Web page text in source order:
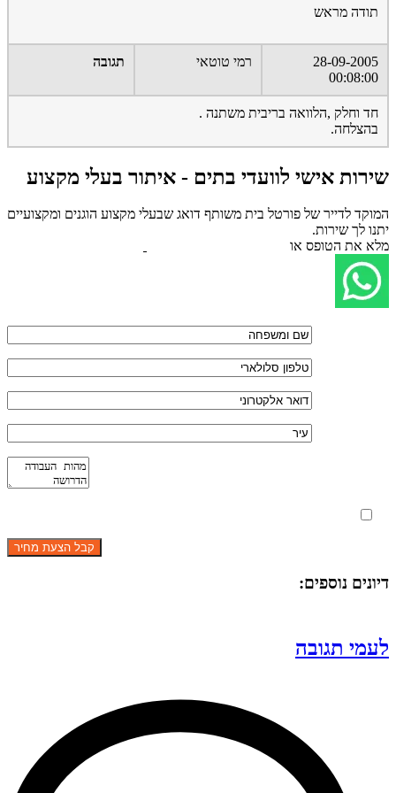
תודה מראש
28-09-2005
00:08:00
רמי טוטאי תגובה
חד וחלק ,הלוואה בריבית משתנה .
בהצלחה.
שירות אישי לוועדי בתים - איתור בעלי מקצוע
המוקד לדייר של פורטל בית משותף דואג שבעלי מקצוע הוגנים ומקצועיים
יתנו לך שירות.
מלא את הטופס או
דיונים נוספים:
לעמי תגובה